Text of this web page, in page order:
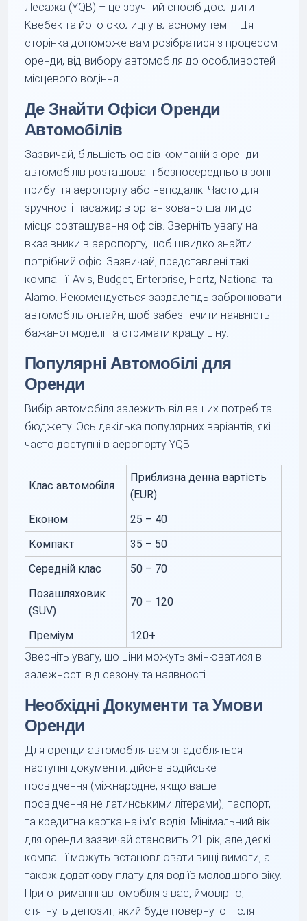
Лесажа (YQB) – це зручний спосіб дослідити
Квебек та його околиці у власному темпі. Ця
сторінка допоможе вам розібратися з процесом
оренди, від вибору автомобіля до особливостей
місцевого водіння.
Де Знайти Офіси Оренди
Автомобілів
Зазвичай, більшість офісів компаній з оренди
автомобілів розташовані безпосередньо в зоні
прибуття аеропорту або неподалік. Часто для
зручності пасажирів організовано шатли до
місця розташування офісів. Зверніть увагу на
вказівники в аеропорту, щоб швидко знайти
потрібний офіс. Зазвичай, представлені такі
компанії: Avis, Budget, Enterprise, Hertz, National та
Alamo. Рекомендується заздалегідь забронювати
автомобіль онлайн, щоб забезпечити наявність
бажаної моделі та отримати кращу ціну.
Популярні Автомобілі для
Оренди
Вибір автомобіля залежить від ваших потреб та
бюджету. Ось декілька популярних варіантів, які
часто доступні в аеропорту YQB:
Клас автомобіля
Приблизна денна вартість
(EUR)
Економ
25 – 40
Компакт
35 – 50
Середній клас
50 – 70
Позашляховик
(SUV)
70 – 120
Преміум
120+
Зверніть увагу, що ціни можуть змінюватися в
залежності від сезону та наявності.
Необхідні Документи та Умови
Оренди
Для оренди автомобіля вам знадобляться
наступні документи: дійсне водійське
посвідчення (міжнародне, якщо ваше
посвідчення не латинськими літерами), паспорт,
та кредитна картка на ім'я водія. Мінімальний вік
для оренди зазвичай становить 21 рік, але деякі
компанії можуть встановлювати вищі вимоги, а
також додаткову плату для водіїв молодшого віку.
При отриманні автомобіля з вас, ймовірно,
стягнуть депозит, який буде повернуто після